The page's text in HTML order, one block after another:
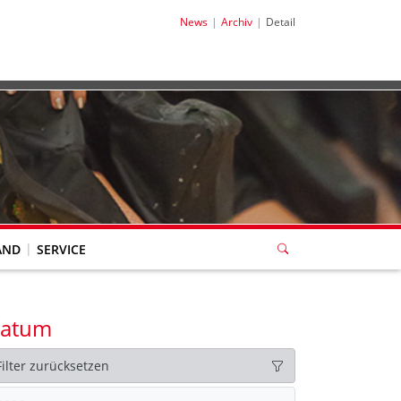
News Archiv Detail
SERVICE
zurücksetzen